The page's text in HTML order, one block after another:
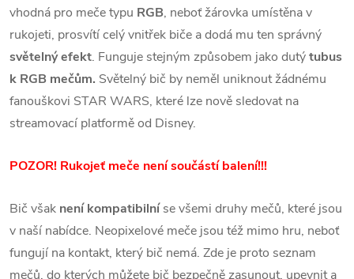
vhodná pro meče typu RGB, neboť žárovka umístěna v
rukojeti, prosvítí celý vnitřek biče a dodá mu ten správný
světelný efekt. Funguje stejným způsobem jako dutýtubus
k RGB mečům. Světelný bič by neměl uniknout žádnému
fanouškovi STAR WARS, které lze nově sledovat na
streamovací platformě od Disney.
POZOR! Rukojeť meče není součástí balení!!!
Bič však není kompatibilníse všemi druhy mečů, které jsou
v naší nabídce. Neopixelové meče jsou též mimo hru, neboť
fungují na kontakt, který bič nemá. Zde je proto seznam
mečů, do kterých můžete bič bezpečně zasunout, upevnit a